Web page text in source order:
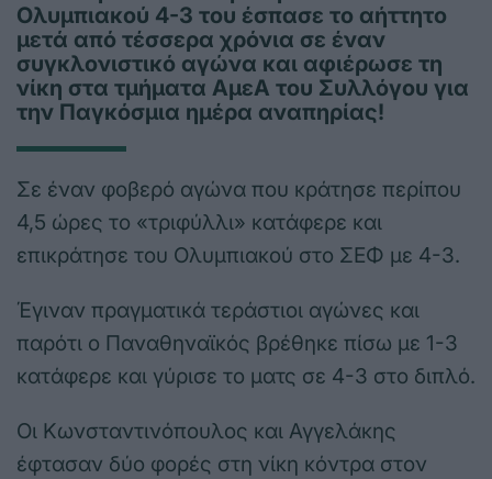
Ολυμπιακού 4-3 του έσπασε το αήττητο
μετά από τέσσερα χρόνια σε έναν
συγκλονιστικό αγώνα και αφιέρωσε τη
νίκη στα τμήματα ΑμεΑ του Συλλόγου για
την Παγκόσμια ημέρα αναπηρίας!
Σε έναν φοβερό αγώνα που κράτησε περίπου
4,5 ώρες το «τριφύλλι» κατάφερε και
επικράτησε του Ολυμπιακού στο ΣΕΦ με 4-3.
Έγιναν πραγματικά τεράστιοι αγώνες και
παρότι ο Παναθηναϊκός βρέθηκε πίσω με 1-3
κατάφερε και γύρισε το ματς σε 4-3 στο διπλό.
Οι Κωνσταντινόπουλος και Αγγελάκης
έφτασαν δύο φορές στη νίκη κόντρα στον